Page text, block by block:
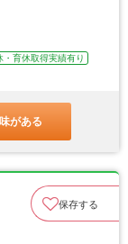
・育休取得実績有り
がある
保存する